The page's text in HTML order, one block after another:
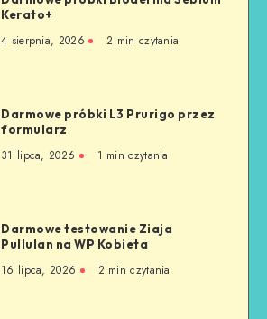
Kerato+
4 sierpnia, 2026 2 min czytania
Darmowe próbki L3 Prurigo przez
formularz
31 lipca, 2026 1 min czytania
Darmowe testowanie Ziaja
Pullulan na WP Kobieta
16 lipca, 2026 2 min czytania